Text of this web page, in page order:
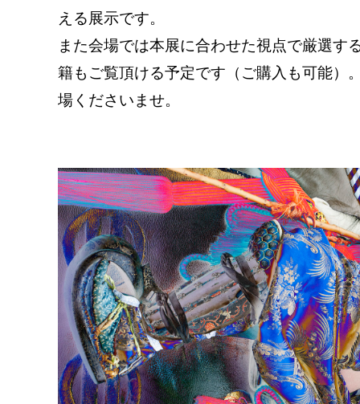
える展示です。
また会場では本展に合わせた視点で厳選す
籍もご覧頂ける予定です（ご購入も可能）
場くださいませ。